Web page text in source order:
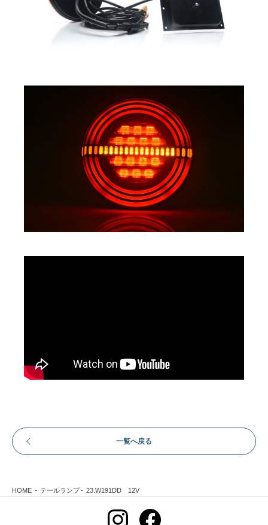
一覧へ戻る
HOME テールランプ 23.W191DD 12V